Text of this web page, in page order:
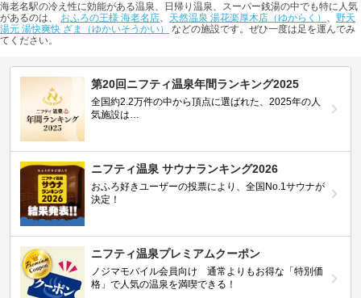
海老名駅の冷え性に効能がある温泉、日帰り温泉、スーパー銭湯の中でも特に人気
があるのは、 おふろの王様 海老名店、 天然温泉 湯花楽厚木店（ゆからく） 、 野天
湯元 湯快爽快 ざま（ゆかいそうかい）
などの施設です。ぜひ一度は足を運んでみ
てください。
第20回ニフティ温泉年間ランキング2025
全国約2.2万件の中から頂点に選ばれた、2025年の人
気施設は…
ニフティ温泉 サウナランキング2026
おふろ好きユーザーの投票により、全国No.1サウナが
決定！
ニフティ温泉プレミアムクーポン
ノジマモバイル会員向け 通常よりもお得な「特別価
格」で人気の温泉を満喫できる！